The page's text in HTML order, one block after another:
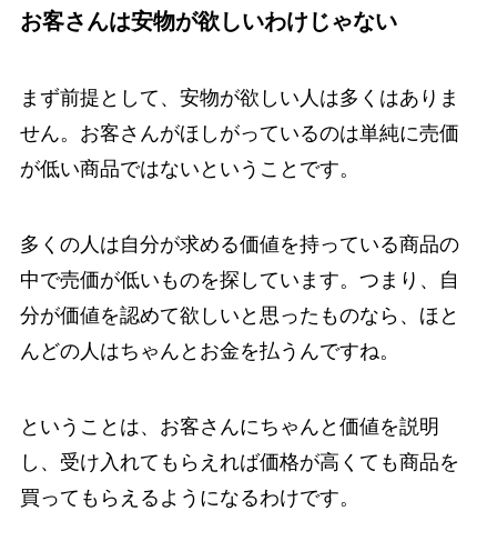
お客さんは安物が欲しいわけじゃない
まず前提として、安物が欲しい人は多くはありま
せん。お客さんがほしがっているのは単純に売価
が低い商品ではないということです。
多くの人は自分が求める価値を持っている商品の
中で売価が低いものを探しています。つまり、自
分が価値を認めて欲しいと思ったものなら、ほと
んどの人はちゃんとお金を払うんですね。
ということは、お客さんにちゃんと価値を説明
し、受け入れてもらえれば価格が高くても商品を
買ってもらえるようになるわけです。